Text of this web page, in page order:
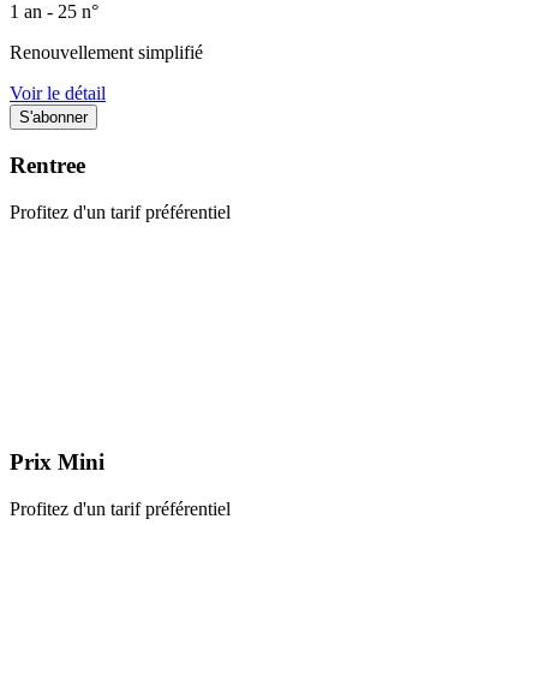
1 an - 25 n°
Renouvellement simplifié
Voir le détail
Rentree
Profitez d'un tarif préférentiel
Prix Mini
Profitez d'un tarif préférentiel